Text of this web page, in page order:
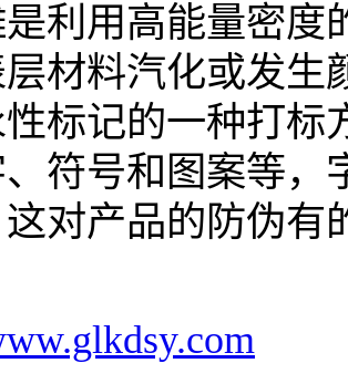
利用高能量密度
材料汽化或发生
标记的一种打标
符号和图案等，
对产品的防伪有